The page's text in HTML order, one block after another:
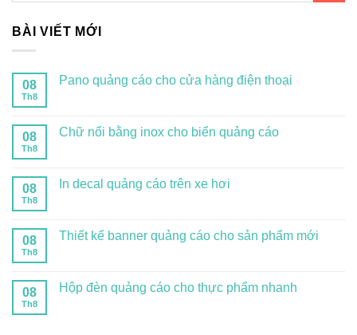
BÀI VIẾT MỚI
08
Th8
Pano quảng cáo cho cửa hàng điện thoại
08
Th8
Chữ nổi bằng inox cho biển quảng cáo
08
Th8
In decal quảng cáo trên xe hơi
08
Th8
Thiết kế banner quảng cáo cho sản phẩm mới
08
Th8
Hộp đèn quảng cáo cho thực phẩm nhanh